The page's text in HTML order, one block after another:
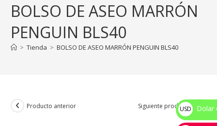
BOLSO DE ASEO MARRÓN
PENGUIN BLS40
> Tienda > BOLSO DE ASEO MARRÓN PENGUIN BLS40
Producto anterior Siguiente producto
USD
$
Dolar